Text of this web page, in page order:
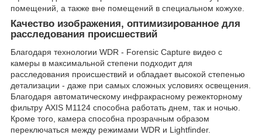
помещений, а также вне помещений в специальном кожухе.
Качество изображения, оптимизированное для
расследования происшествий
Благодаря технологии WDR - Forensic Capture видео с
камеры в максимальной степени подходит для
расследования происшествий и обладает высокой степенью
детализации - даже при самых сложных условиях освещения.
Благодаря автоматическому инфракрасному режекторному
фильтру AXIS M1124 способна работать днем, так и ночью.
Кроме того, камера способна прозрачным образом
переключаться между режимами WDR и Lightfinder.